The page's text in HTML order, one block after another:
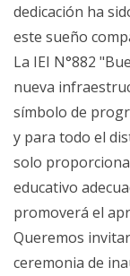
dedicación ha
este sueño
La IEI N°882
nueva
símbolo de
y para todo el
solo
educativo
promoverá el
Queremos
ceremonia de